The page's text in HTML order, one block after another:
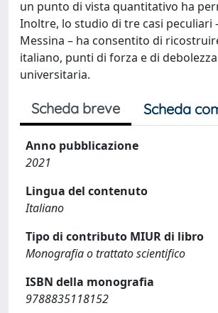
un punto di vista quantitativo ha
Inoltre, lo studio di tre casi peculiari
Messina – ha consentito di
italiano, punti di forza e di
universitaria.
Scheda breve Scheda
Anno pubblicazione
2021
Lingua del contenuto
Italiano
Tipo di contributo MIUR di libro
Monografia o trattato scientifico
ISBN della monografia
9788835118152